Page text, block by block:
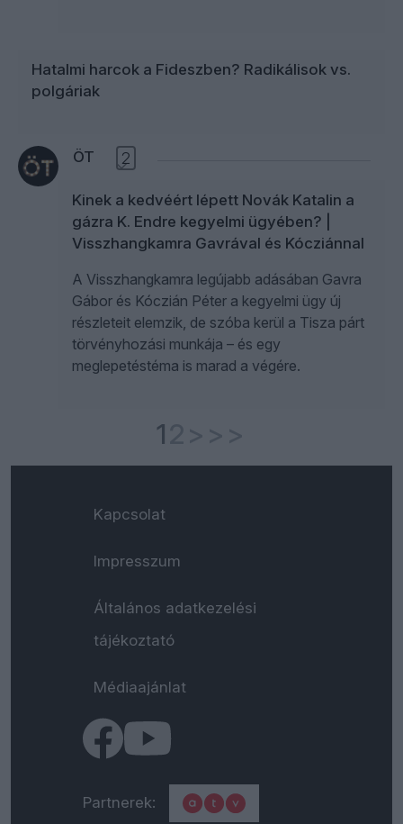
Hatalmi harcok a Fideszben? Radikálisok vs.
polgáriak
ÖT 2
Kinek a kedvéért lépett Novák Katalin a
gázra K. Endre kegyelmi ügyében? |
Visszhangkamra Gavrával és Kócziánnal
A Visszhangkamra legújabb adásában Gavra
Gábor és Kóczián Péter a kegyelmi ügy új
részleteit elemzik, de szóba kerül a Tisza párt
törvényhozási munkája – és egy
meglepetéstéma is marad a végére.
1
Kapcsolat
Impresszum
Általános adatkezelési
tájékoztató
Médiaajánlat
Partnerek: